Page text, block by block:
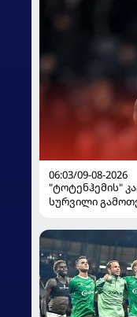
06:03/09-08-2026
"ტოტენჰემის"
სურვილი